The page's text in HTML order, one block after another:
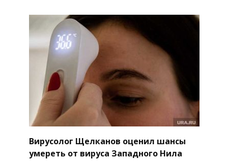
Вирусолог Щелканов оценил шансы
умереть от вируса Западного Нила